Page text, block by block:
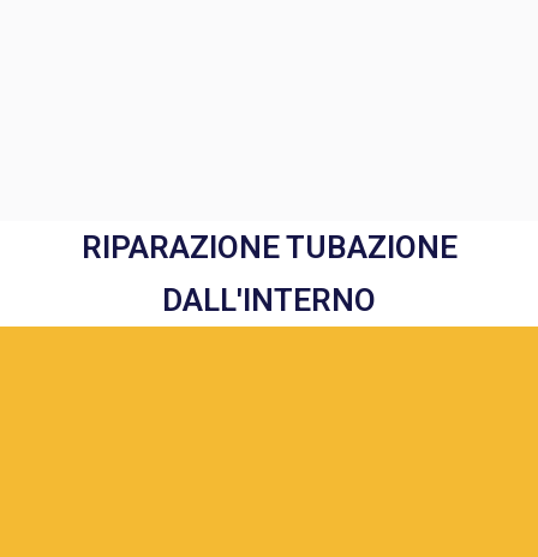
RIPARAZIONE TUBAZIONE
DALL'INTERNO